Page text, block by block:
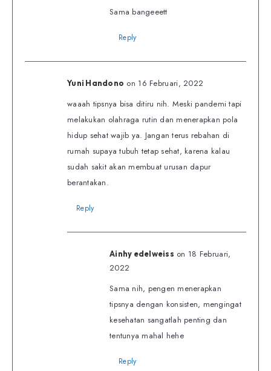
Sama bangeeett
Reply
Yuni Handono on 16 Februari, 2022
waaah tipsnya bisa ditiru nih. Meski pandemi tapi
melakukan olahraga rutin dan menerapkan pola
hidup sehat wajib ya. Jangan terus rebahan di
rumah supaya tubuh tetap sehat, karena kalau
sudah sakit akan membuat urusan dapur
berantakan.
Reply
Ainhy edelweiss on 18 Februari,
2022
Sama nih, pengen menerapkan
tipsnya dengan konsisten, mengingat
kesehatan sangatlah penting dan
tentunya mahal hehe
Reply